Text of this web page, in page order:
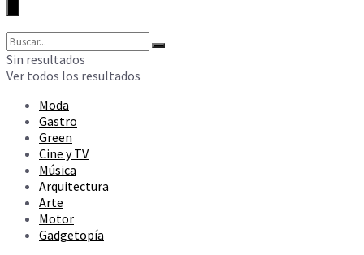
Sin resultados
Ver todos los resultados
Moda
Gastro
Green
Cine y TV
Música
Arquitectura
Arte
Motor
Gadgetopía